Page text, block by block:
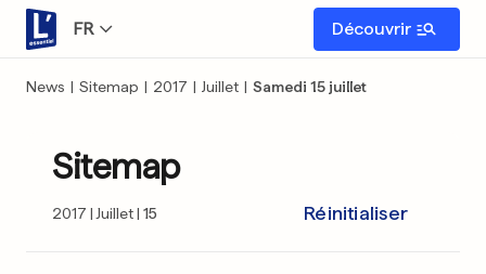
FR Découvrir
News | Sitemap | 2017 | Juillet | Samedi 15 juillet
Sitemap
2017 Juillet 15 Réinitialiser